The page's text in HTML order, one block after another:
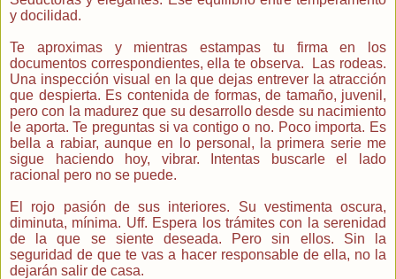
y docilidad.
Te aproximas y mientras estampas tu firma en los
documentos correspondientes, ella te observa. Las rodeas.
Una inspección visual en la que dejas entrever la atracción
que despierta. Es contenida de formas, de tamaño, juvenil,
pero con la madurez que su desarrollo desde su nacimiento
le aporta. Te preguntas si va contigo o no. Poco importa. Es
bella a rabiar, aunque en lo personal, la primera serie me
sigue haciendo hoy, vibrar. Intentas buscarle el lado
racional pero no se puede.
El rojo pasión de sus interiores. Su vestimenta oscura,
diminuta, mínima. Uff. Espera los trámites con la serenidad
de la que se siente deseada. Pero sin ellos. Sin la
seguridad de que te vas a hacer responsable de ella, no la
dejarán salir de casa.